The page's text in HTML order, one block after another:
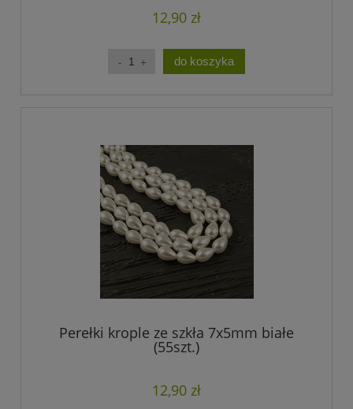
12,90 zł
do koszyka
Perełki krople ze szkła 7x5mm białe
(55szt.)
12,90 zł